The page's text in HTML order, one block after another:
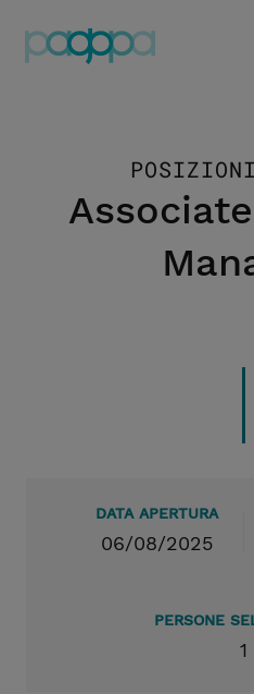
DATA APERTURA
06/08/2025
PERSONE
1